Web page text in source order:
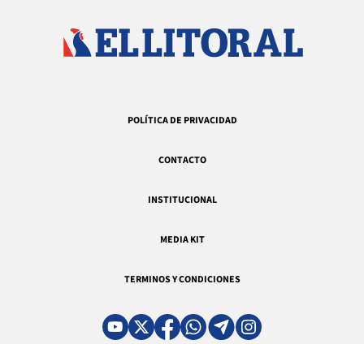
POLÍTICA DE PRIVACIDAD
CONTACTO
INSTITUCIONAL
MEDIA KIT
TERMINOS Y CONDICIONES